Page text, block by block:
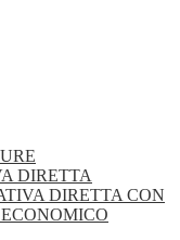
DIRETTA
DIRETTA CON